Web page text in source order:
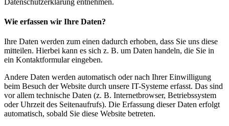
Wie erfassen wir Ihre Daten?
Ihre Daten werden zum einen dadurch erhoben, dass Sie uns diese
mitteilen. Hierbei kann es sich z. B. um Daten handeln, die Sie in
ein Kontaktformular eingeben.
Andere Daten werden automatisch oder nach Ihrer Einwilligung
beim Besuch der Website durch unsere IT-Systeme erfasst. Das sind
vor allem technische Daten (z. B. Internetbrowser, Betriebssystem
oder Uhrzeit des Seitenaufrufs). Die Erfassung dieser Daten erfolgt
automatisch, sobald Sie diese Website betreten.